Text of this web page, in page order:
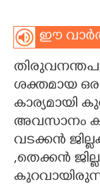
ഈ
ശക്തമായ
കാര്യമായി
അവസാനം
വടക്കൻ
,തെക്കൻ